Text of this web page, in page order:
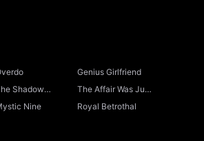
Genius Girlfriend
Shadow
The Affair Was Just
the Beginning
Nine Royal Betrothal